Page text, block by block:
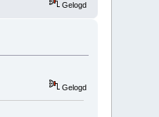
Gelogd
Gelogd